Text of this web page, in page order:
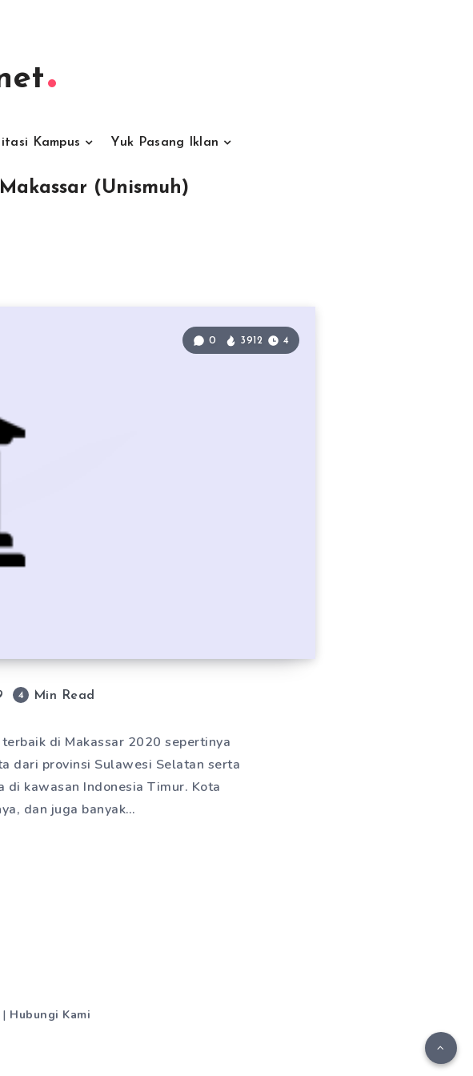
Kampus Yuk Pasang Iklan
(Unismuh)
0 3912 4
4 Min Read
di Makassar 2020 sepertinya
dari provinsi Sulawesi Selatan serta
kawasan Indonesia Timur. Kota
dan juga banyak…
| Hubungi Kami